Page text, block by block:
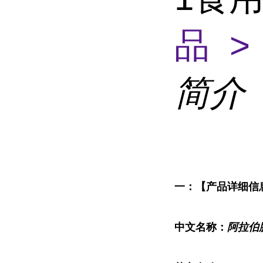
品 >
简介
一：【产品详细信
中文名称： 阿拉伯